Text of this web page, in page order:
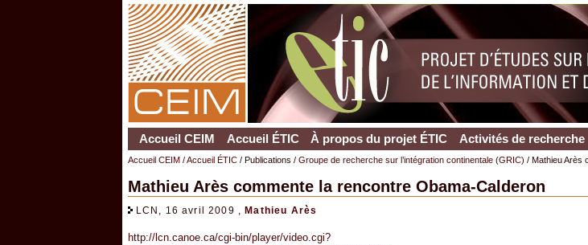
Accueil CEIM Accueil ÉTIC À propos du projet ÉTIC Activités de recherche
Accueil CEIM/Accueil ÉTIC/ Publications / Groupe de recherche sur l’intégration continentale (GRIC) / Mathieu Arès
Mathieu Arès commente la rencontre Obama-Calderon
LCN, 16 avril 2009 ,Mathieu Arès
http://lcn.canoe.ca/cgi-bin/player/video.cgi?